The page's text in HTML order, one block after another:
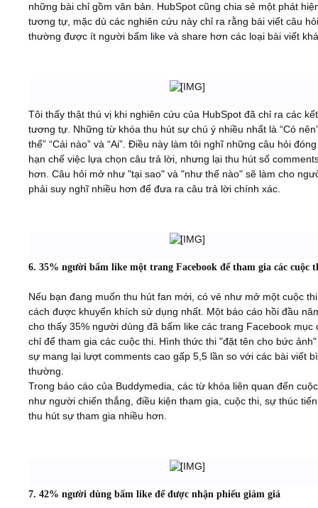
những bài chỉ gồm văn bản. HubSpot cũng chia sẻ một phát
tương tự, mặc dù các nghiên cứu này chỉ ra rằng bài viết câu hỏi
thường được ít người bấm like và share hơn các loại bài viết
Tôi thấy thật thú vị khi nghiên cứu của HubSpot đã chỉ ra các
tương tự. Những từ khóa thu hút sự chú ý nhiều nhất là “Có
thể” “Cái nào” và “Ai”. Điều này làm tôi nghĩ những câu hỏi
hạn chế việc lựa chọn câu trả lời, nhưng lại thu hút số
hơn. Câu hỏi mở như "tại sao" và "như thế nào" sẽ làm cho
phải suy nghĩ nhiều hơn để đưa ra câu trả lời chính xác.
6. 35% người bấm like một trang Facebook để tham gia các cuộc
Nếu bạn đang muốn thu hút fan mới, có vẻ như mở một cuộc
cách được khuyến khích sử dụng nhất. Một báo cáo hồi đầu
cho thấy 35% người dùng đã bấm like các trang Facebook mục
chỉ để tham gia các cuộc thi. Hình thức thi "đặt tên cho bức
sự mang lại lượt comments cao gấp 5,5 lần so với các bài viết
thường.
Trong báo cáo của Buddymedia, các từ khóa liên quan đến
như người chiến thắng, điều kiện tham gia, cuộc thi, sự thúc
thu hút sự tham gia nhiều hơn.
7. 42% người dùng bấm like để được nhận phiếu giảm giá